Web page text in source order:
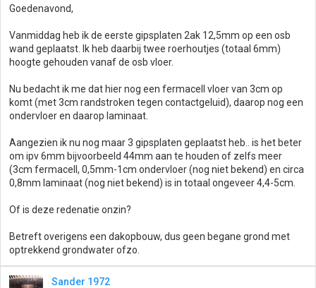
Goedenavond,
Vanmiddag heb ik de eerste gipsplaten 2ak 12,5mm op een osb
wand geplaatst. Ik heb daarbij twee roerhoutjes (totaal 6mm)
hoogte gehouden vanaf de osb vloer.
Nu bedacht ik me dat hier nog een fermacell vloer van 3cm op
komt (met 3cm randstroken tegen contactgeluid), daarop nog een
ondervloer en daarop laminaat.
Aangezien ik nu nog maar 3 gipsplaten geplaatst heb.. is het beter
om ipv 6mm bijvoorbeeld 44mm aan te houden of zelfs meer
(3cm fermacell, 0,5mm-1cm ondervloer (nog niet bekend) en circa
0,8mm laminaat (nog niet bekend) is in totaal ongeveer 4,4-5cm.
Of is deze redenatie onzin?
Betreft overigens een dakopbouw, dus geen begane grond met
optrekkend grondwater ofzo.
Sander 1972